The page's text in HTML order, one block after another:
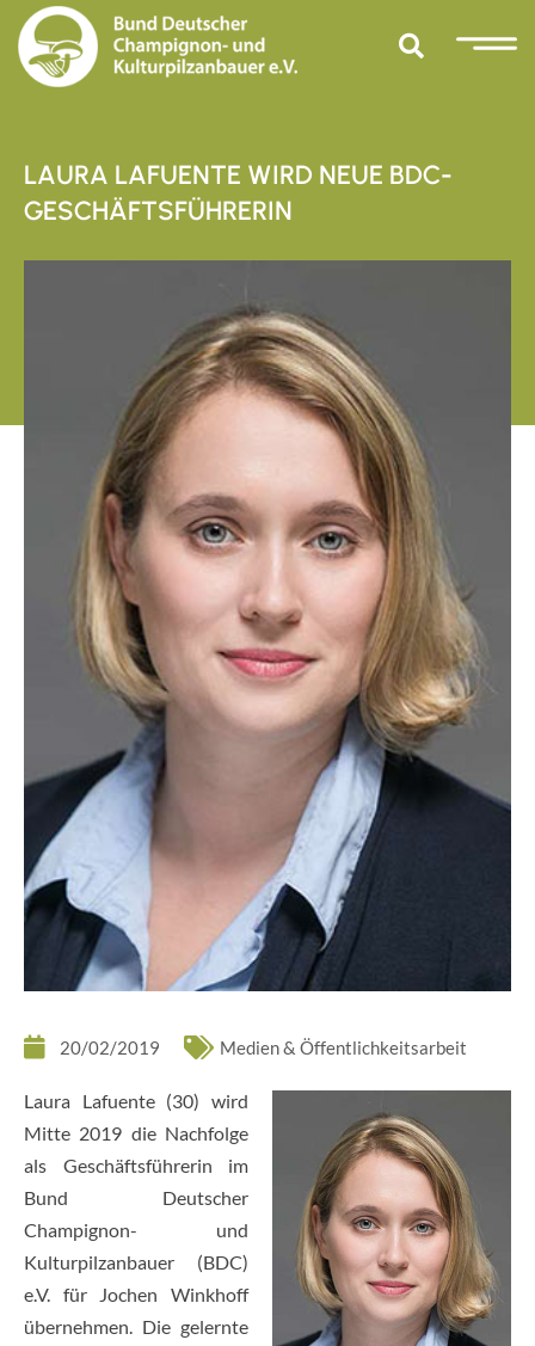
LAURA LAFUENTE WIRD NEUE BDC-
GESCHÄFTSFÜHRERIN
20/02/2019 Medien & Öffentlichkeitsarbeit
Laura Lafuente (30) wird
Mitte 2019 die Nachfolge
als Geschäftsführerin im
Bund Deutscher
Champignon- und
Kulturpilzanbauer (BDC)
e.V. für Jochen Winkhoff
übernehmen. Die gelernte